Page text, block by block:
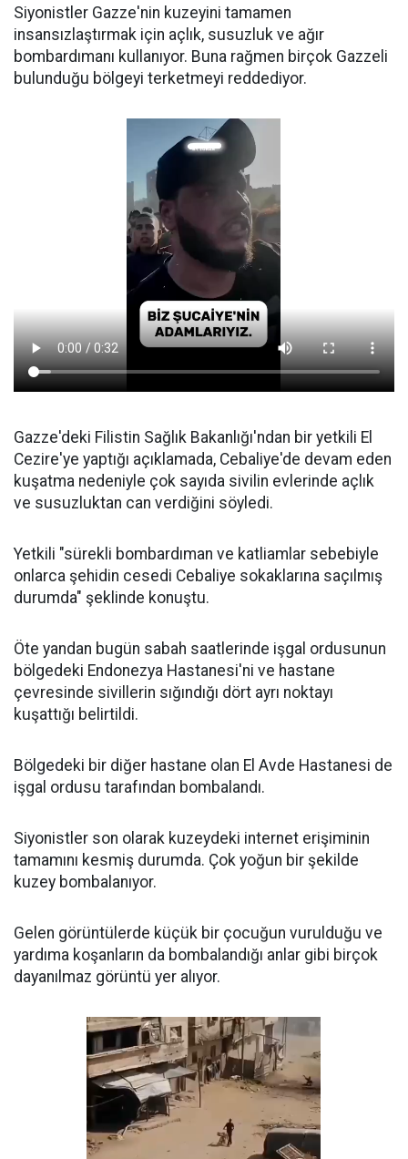
Siyonistler Gazze'nin kuzeyini tamamen
insansızlaştırmak için açlık, susuzluk ve ağır
bombardımanı kullanıyor. Buna rağmen birçok Gazzeli
bulunduğu bölgeyi terketmeyi reddediyor.
Gazze'deki Filistin Sağlık Bakanlığı'ndan bir yetkili El
Cezire'ye yaptığı açıklamada, Cebaliye'de devam eden
kuşatma nedeniyle çok sayıda sivilin evlerinde açlık
ve susuzluktan can verdiğini söyledi.
Yetkili "sürekli bombardıman ve katliamlar sebebiyle
onlarca şehidin cesedi Cebaliye sokaklarına saçılmış
durumda" şeklinde konuştu.
Öte yandan bugün sabah saatlerinde işgal ordusunun
bölgedeki Endonezya Hastanesi'ni ve hastane
çevresinde sivillerin sığındığı dört ayrı noktayı
kuşattığı belirtildi.
Bölgedeki bir diğer hastane olan El Avde Hastanesi de
işgal ordusu tarafından bombalandı.
Siyonistler son olarak kuzeydeki internet erişiminin
tamamını kesmiş durumda. Çok yoğun bir şekilde
kuzey bombalanıyor.
Gelen görüntülerde küçük bir çocuğun vurulduğu ve
yardıma koşanların da bombalandığı anlar gibi birçok
dayanılmaz görüntü yer alıyor.